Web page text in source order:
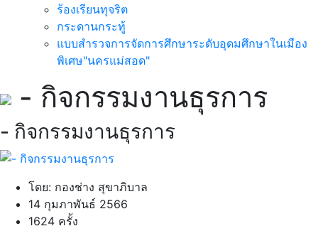
ร้องเรียนทุจริต
กระดานกระทู้
แบบสำรวจการจัดการศึกษาระดับอุดมศึกษาในเมือง
พิเศษ"นครแม่สอด"
- กิจกรรมงานธุรการ
- กิจกรรมงานธุรการ
โดย: กองช่าง สุขาภิบาล
14 กุมภาพันธ์ 2566
1624 ครั้ง